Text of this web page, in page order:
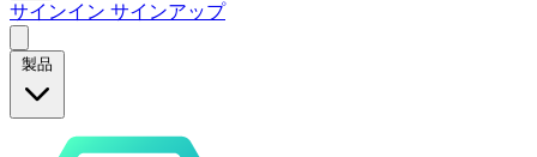
サインイン サインアップ
製品